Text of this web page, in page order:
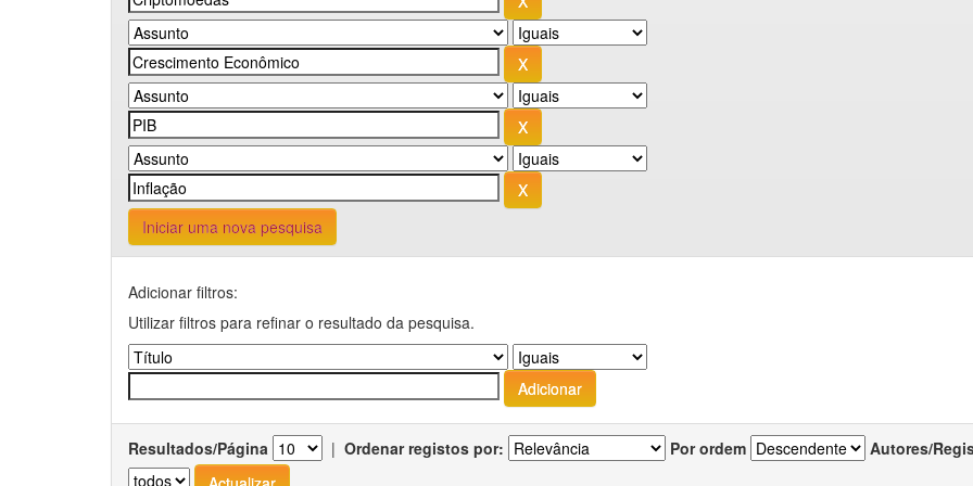
Iniciar uma nova pesquisa
Adicionar filtros:
Utilizar filtros para refinar o resultado da pesquisa.
Resultados/Página | Ordenar registos por: Por ordem Autores/